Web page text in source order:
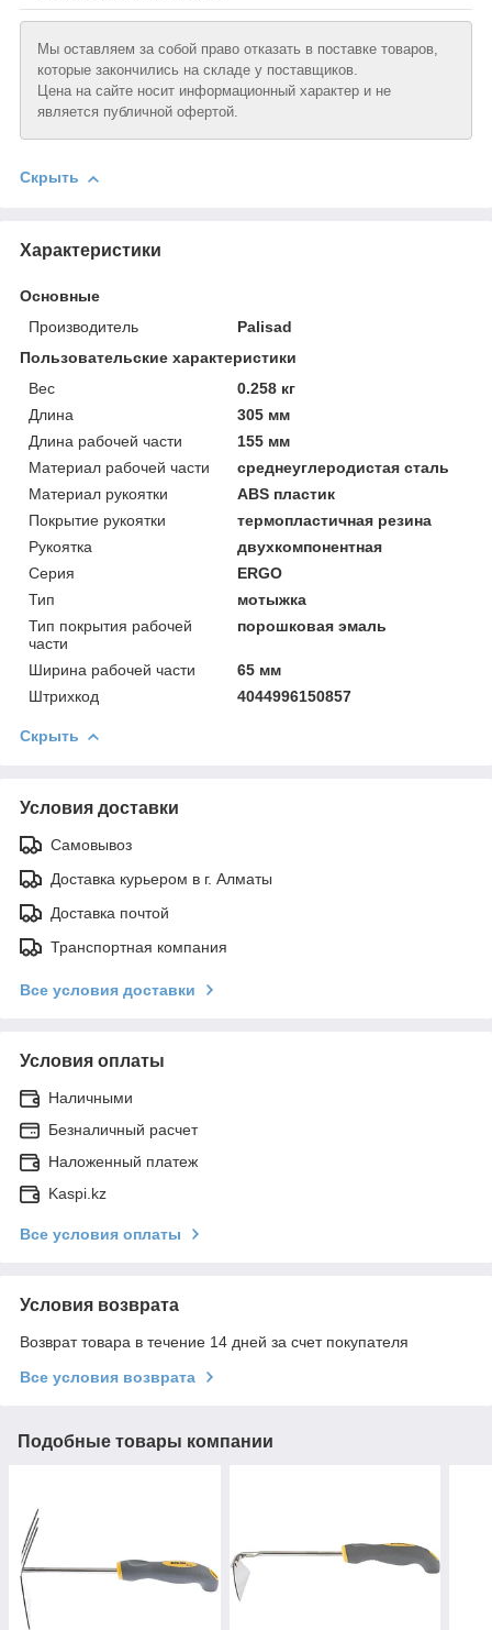
Мы оставляем за собой право отказать в поставке товаров,
которые закончились на складе у поставщиков.
Цена на сайте носит информационный характер и не
является публичной офертой.
Скрыть
Характеристики
Основные
Производитель
Palisad
Пользовательские характеристики
Вeс
0.258 кг
Длинa
305 мм
Длинa рабочей части
155 мм
Материал рабочей части
среднеуглеродистая сталь
Материал рукоятки
ABS пластик
Покрытие рукоятки
термопластичная резина
Рукоятка
двухкомпонентная
Серия
ERGO
Тип
мотыжка
Тип покрытия рабочей
части
порошковая эмаль
Ширинa рабочей части
65 мм
Штрихкод
4044996150857
Скрыть
Условия доставки
Самовывоз
Доставка курьером в г. Алматы
Доставка почтой
Транспортная компания
Все условия доставки
Условия оплаты
Наличными
Безналичный расчет
Наложенный платеж
Kaspi.kz
Все условия оплаты
Условия возврата
Возврат товара в течение 14 дней за счет покупателя
Все условия возврата
Подобные товары компании